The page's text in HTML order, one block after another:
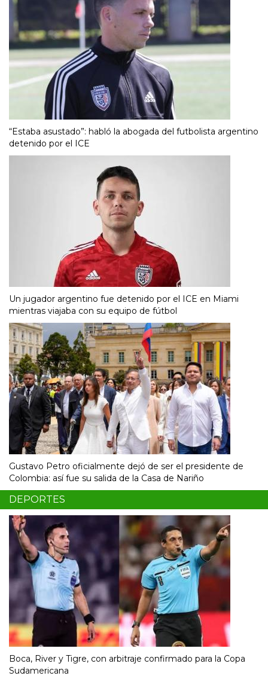
“Estaba asustado”: habló la abogada del futbolista argentino
detenido por el ICE
Un jugador argentino fue detenido por el ICE en Miami
mientras viajaba con su equipo de fútbol
Gustavo Petro oficialmente dejó de ser el presidente de
Colombia: así fue su salida de la Casa de Nariño
DEPORTES
Boca, River y Tigre, con arbitraje confirmado para la Copa
Sudamericana